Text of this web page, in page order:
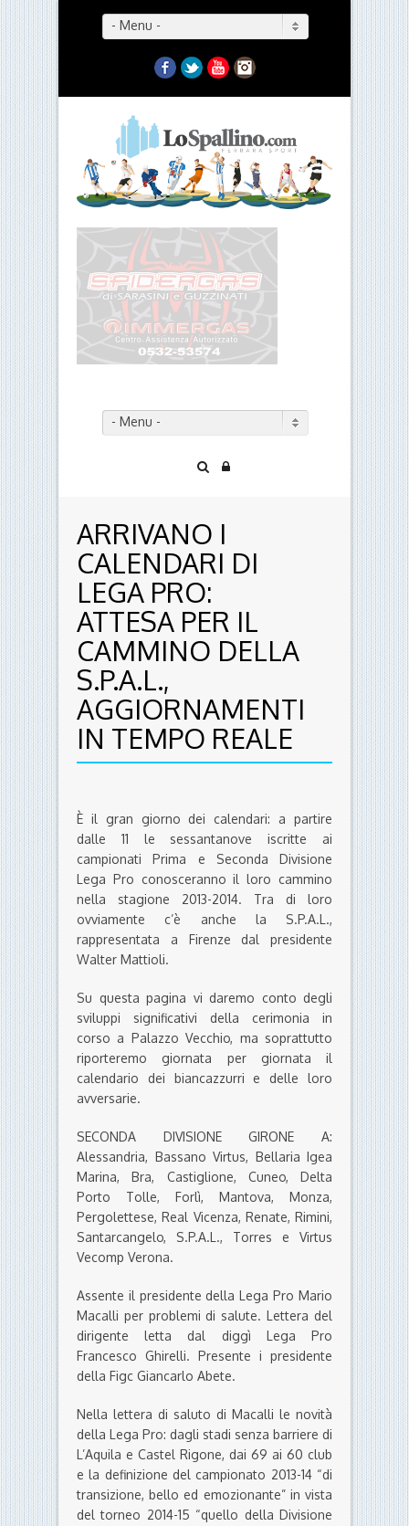
- Menu -
Facebook
TwitterYouTubeInstagram
- Menu -
ARRIVANO I
CALENDARI DI
LEGA PRO:
ATTESA PER IL
CAMMINO DELLA
S.P.A.L.,
AGGIORNAMENTI
IN TEMPO REALE
È il gran giorno dei calendari: a partire
dalle 11 le sessantanove iscritte ai
campionati Prima e Seconda Divisione
Lega Pro conosceranno il loro cammino
nella stagione 2013-2014. Tra di loro
ovviamente c’è anche la S.P.A.L.,
rappresentata a Firenze dal presidente
Walter Mattioli.
Su questa pagina vi daremo conto degli
sviluppi significativi della cerimonia in
corso a Palazzo Vecchio, ma soprattutto
riporteremo giornata per giornata il
calendario dei biancazzurri e delle loro
avversarie.
SECONDA DIVISIONE GIRONE A:
Alessandria, Bassano Virtus, Bellaria Igea
Marina, Bra, Castiglione, Cuneo, Delta
Porto Tolle, Forlì, Mantova, Monza,
Pergolettese, Real Vicenza, Renate, Rimini,
Santarcangelo, S.P.A.L., Torres e Virtus
Vecomp Verona.
Assente il presidente della Lega Pro Mario
Macalli per problemi di salute. Lettera del
dirigente letta dal diggì Lega Pro
Francesco Ghirelli. Presente i presidente
della Figc Giancarlo Abete.
Nella lettera di saluto di Macalli le novità
della Lega Pro: dagli stadi senza barriere di
L’Aquila e Castel Rigone, dai 69 ai 60 club
e la definizione del campionato 2013-14 “di
transizione, bello ed emozionante” in vista
del torneo 2014-15 “quello della Divisione